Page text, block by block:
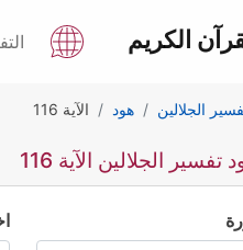
الكريم
الجلالين هود الآية 116
الجلالين الآية 116